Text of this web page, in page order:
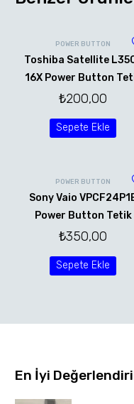
POWER BUTTON
Toshiba Satellite
16X Power Button
₺200,00
Sepete Ekle
POWER BUTTON
Sony Vaio
Power Button Tetik
₺350,00
Sepete Ekle
En İyi